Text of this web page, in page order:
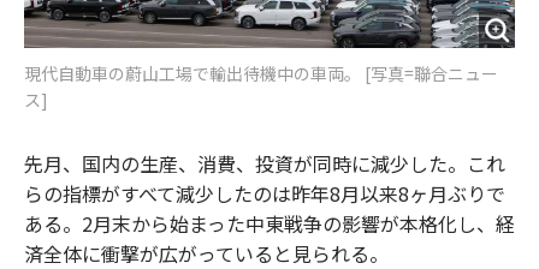
現代自動車の蔚山工場で輸出待機中の車両。 [写真=聯合ニュー
ス]
先月、国内の生産、消費、投資が同時に減少した。これ
らの指標がすべて減少したのは昨年8月以来8ヶ月ぶりで
ある。2月末から始まった中東戦争の影響が本格化し、経
済全体に衝撃が広がっていると見られる。